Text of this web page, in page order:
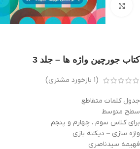
بزرگنمایی تصویر
کتاب جورچین واژه ها – جلد 3
(
1 بازخورد مشتری)
جدول کلمات متقاطع
سطح متوسط
برای کلاس سوم ، چهارم و پنجم
واژه سازی – دیکته بازی
فهیمه سیدناصری